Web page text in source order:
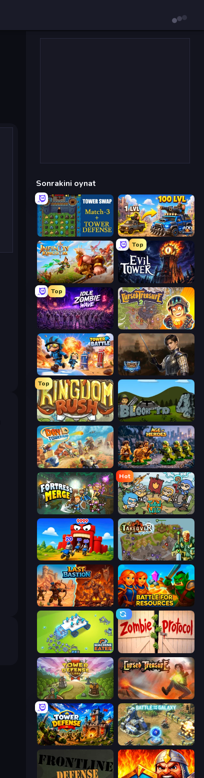
Sonrakini oynat
Tower Swap AOD - Art Of Defense
Infinity Kingdom
Top
Evil Tower
Top
Idle Zombie Wave: Survivors Cursed Treasure 2
Tower Battle Battle Arena
Top
Kingdom Rush Bloons Tower Defense 4
Day D Tower Rush Age of Heroes
Fortress Merge
Hot
Raid Heroes: Total War
TimeWarriors Takeover
Last Bastion Battle for Resources
Machine Eater Zombie Protocol
Tower Defense Clash Cursed Treasure
Tower Defense Battle for the Galaxy